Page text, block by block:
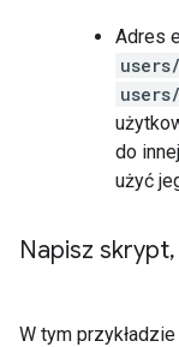
Adres
do
użyć
Napisz skrypt,
W tym